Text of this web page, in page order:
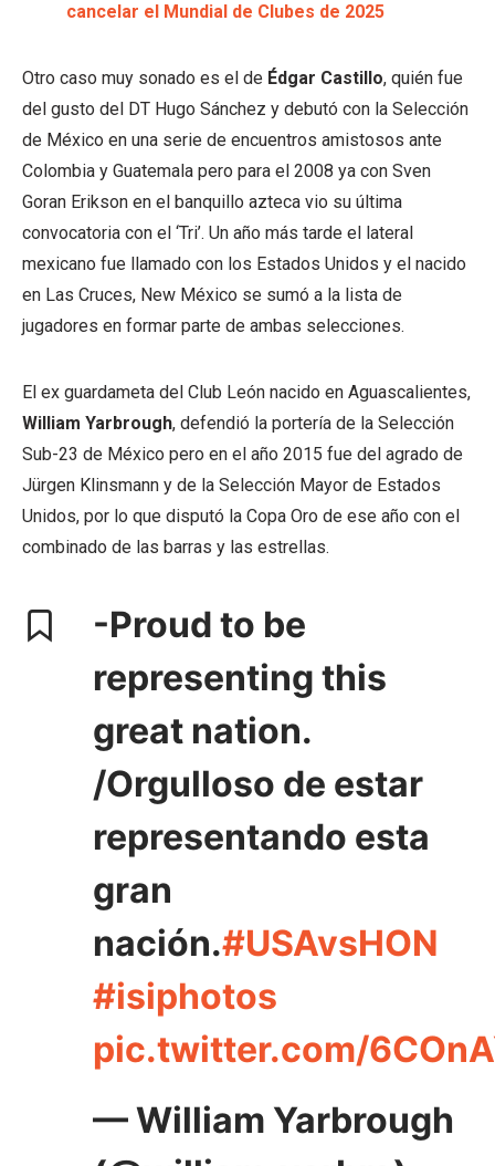
cancelar el Mundial de Clubes de 2025
Otro caso muy sonado es el de Édgar Castillo, quién fue
del gusto del DT Hugo Sánchez y debutó con la Selección
de México en una serie de encuentros amistosos ante
Colombia y Guatemala pero para el 2008 ya con Sven
Goran Erikson en el banquillo azteca vio su última
convocatoria con el ‘Tri’. Un año más tarde el lateral
mexicano fue llamado con los Estados Unidos y el nacido
en Las Cruces, New México se sumó a la lista de
jugadores en formar parte de ambas selecciones.
El ex guardameta del Club León nacido en Aguascalientes,
William Yarbrough, defendió la portería de la Selección
Sub-23 de México pero en el año 2015 fue del agrado de
Jürgen Klinsmann y de la Selección Mayor de Estados
Unidos, por lo que disputó la Copa Oro de ese año con el
combinado de las barras y las estrellas.
-Proud to be
representing this
great nation.
/Orgulloso de estar
representando esta
gran
nación.#USAvsHON
#isiphotos
pic.twitter.com/
— William Yarbrough